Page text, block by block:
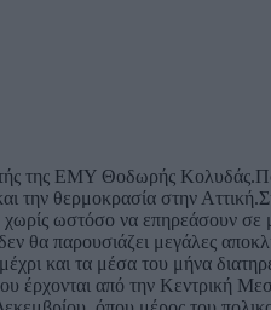
της ΕΜΥ Θοδωρής
την θερμοκρασία στην
ωστόσο να επηρεάσουν
παρουσιάζει μεγάλες
και τα μέσα του μήνα
έρχονται από την Κεντρική